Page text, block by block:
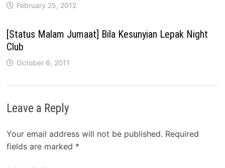
February 25, 2012
[Status Malam Jumaat] Bila Kesunyian Lepak Night
Club
October 6, 2011
Leave a Reply
Your email address will not be published. Required
fields are marked *